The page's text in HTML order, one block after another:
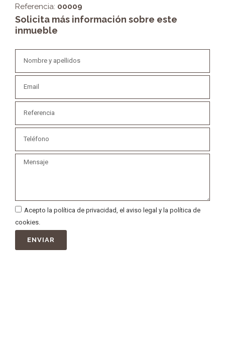
Referencia: 00009
Solicita más información sobre este
inmueble
Acepto la política de privacidad, el aviso legal y la política de
cookies.
ENVIAR